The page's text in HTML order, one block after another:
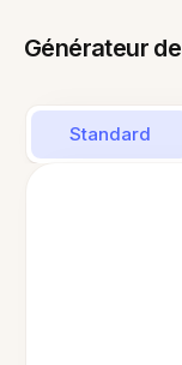
Générateur
Standard